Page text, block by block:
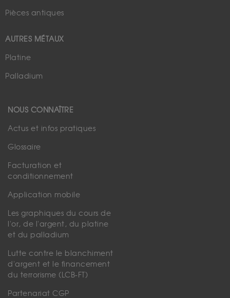
Pièces antiques
AUTRES MÉTAUX
Platine
Palladium
NOUS CONNAÎTRE
Actus et infos pratiques
Glossaire
Facturation et
conditionnement
Application mobile
Les graphiques du cours de
l'or, de l'argent, du platine
et du palladium
Lutte contre le blanchiment
d'argent et le financement
du terrorisme (LCB-FT)
Partenariat CGP